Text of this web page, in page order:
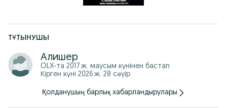
ТҰТЫНУШЫ
Алишер
OLX-та 2017 ж. маусым күнінен бастап
Кірген күні 2026 ж. 28 сәуір
Қолданушың барлық хабарландырулары